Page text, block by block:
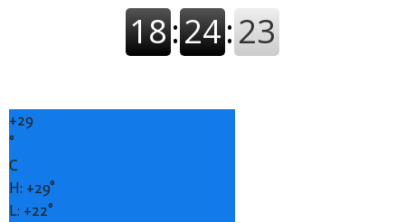
+29
°
C
H: +29°
L: +22°